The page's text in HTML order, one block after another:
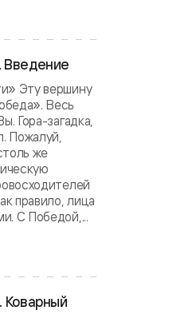
Введение
Эту вершину
Весь
Гора-загадка,
Пожалуй,
же
правило, лица
С Победой,...
Коварный